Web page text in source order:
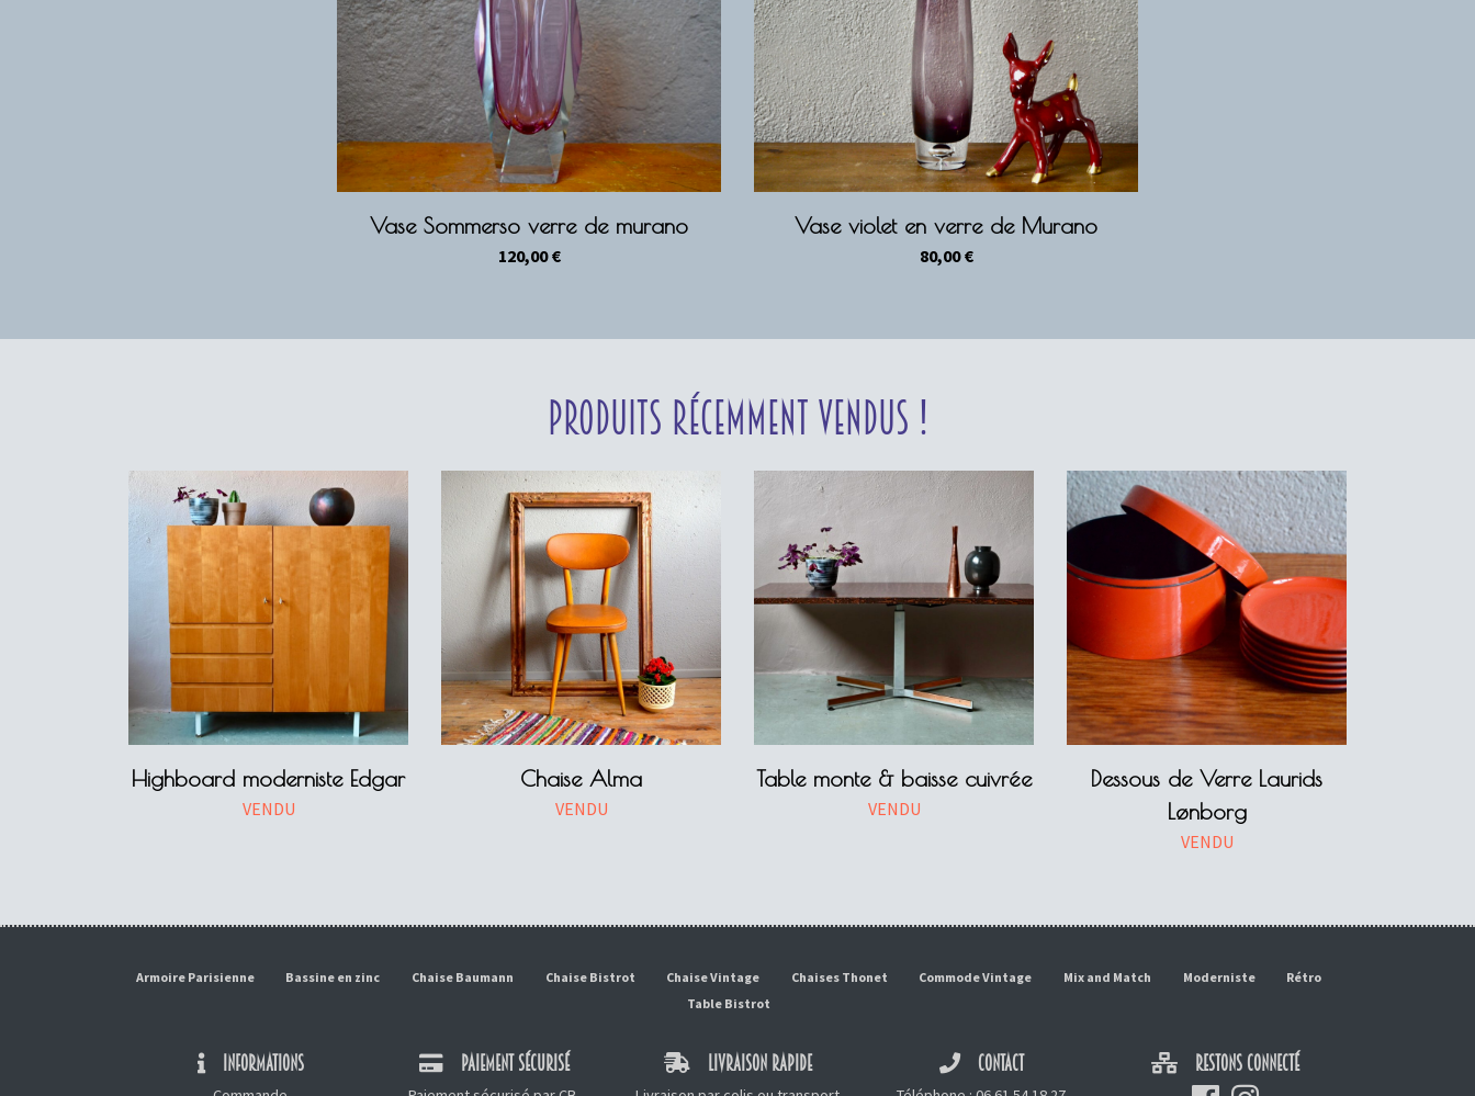
Vase Sommerso verre de murano
120,00€
Vase violet en verre de Murano
80,00€
Produits récemment vendus !
Highboard moderniste Edgar
VENDU
Chaise Alma
VENDU
Table monte & baisse cuivrée
VENDU
Dessous de Verre Laurids
Lønborg
VENDU
Armoire Parisienne Bassine en zinc Chaise Baumann Chaise Bistrot Chaise Vintage Chaises Thonet Commode Vintage Mix and Match Moderniste
Rétro
Table Bistrot
INFORMATIONS PAIEMENT SÉCURISÉ LIVRAISON RAPIDE CONTACT RESTONS CONNECTÉ